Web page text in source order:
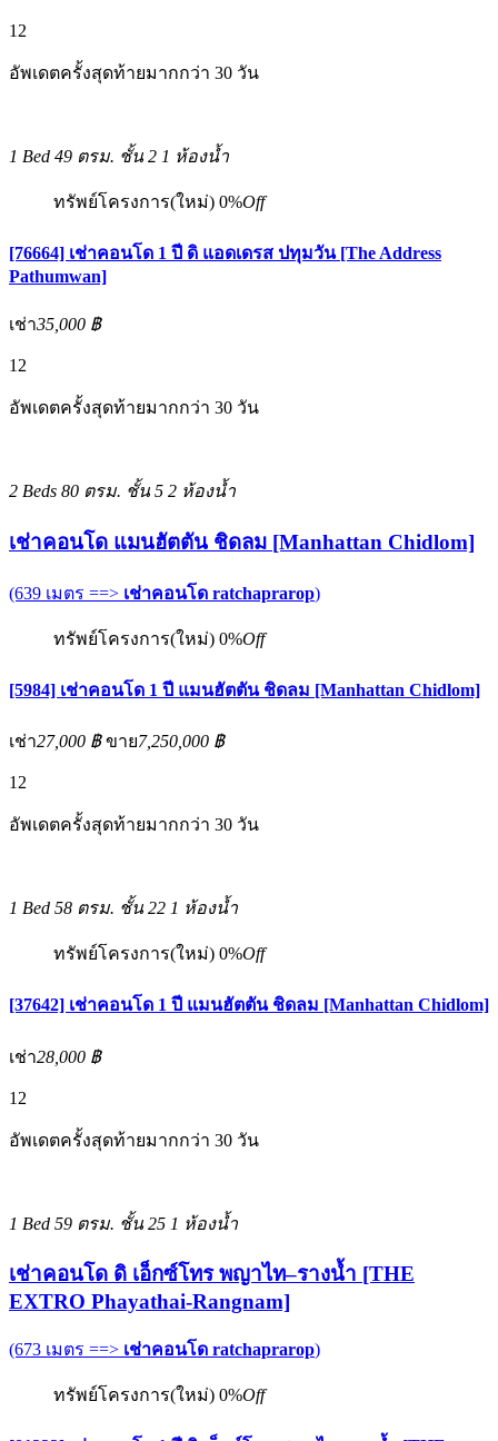
12
อัพเดตครั้งสุดท้ายมากกว่า 30 วัน
1 Bed 49 ตรม. ชั้น 2 1 ห้องน้ำ
ทรัพย์โครงการ(ใหม่) 0%Off
[76664] เช่าคอนโด 1 ปี ดิ แอดเดรส ปทุมวัน [The Address
Pathumwan]
เช่า35,000 ฿
12
อัพเดตครั้งสุดท้ายมากกว่า 30 วัน
2 Beds 80 ตรม. ชั้น 5 2 ห้องน้ำ
เช่าคอนโด แมนฮัตตัน ชิดลม [Manhattan Chidlom]
(639 เมตร ==> เช่าคอนโด ratchaprarop)
ทรัพย์โครงการ(ใหม่) 0%Off
[5984] เช่าคอนโด 1 ปี แมนฮัตตัน ชิดลม [Manhattan Chidlom]
เช่า27,000 ฿ ขาย7,250,000 ฿
12
อัพเดตครั้งสุดท้ายมากกว่า 30 วัน
1 Bed 58 ตรม. ชั้น 22 1 ห้องน้ำ
ทรัพย์โครงการ(ใหม่) 0%Off
[37642] เช่าคอนโด 1 ปี แมนฮัตตัน ชิดลม [Manhattan Chidlom]
เช่า28,000 ฿
12
อัพเดตครั้งสุดท้ายมากกว่า 30 วัน
1 Bed 59 ตรม. ชั้น 25 1 ห้องน้ำ
เช่าคอนโด ดิ เอ็กซ์โทร พญาไท–รางน้ำ [THE
EXTRO Phayathai-Rangnam]
(673 เมตร ==> เช่าคอนโด ratchaprarop)
ทรัพย์โครงการ(ใหม่) 0%Off